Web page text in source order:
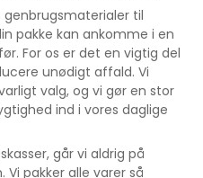
til
pakke kan ankomme i en
For os er det en vigtig del
unødigt affald. Vi
valg, og vi gør en stor
ind i vores daglige
går vi aldrig på
pakker alle varer så